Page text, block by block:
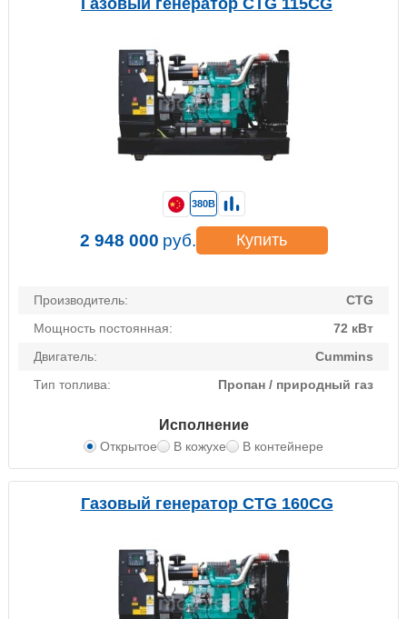
Газовый генератор CTG 115CG
Производитель:
CTG
Мощность постоянная:
72 кВт
Двигатель:
Cummins
Тип топлива:
Пропан / природный газ
Исполнение
Открытое В кожухе В контейнере
380В
2 948 000 руб. Купить
Газовый генератор CTG 160CG